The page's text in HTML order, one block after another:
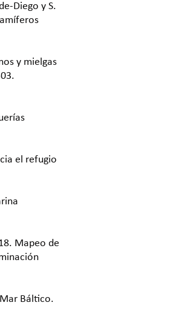
Diego y S.
y mielgas
el refugio
Mapeo de
Báltico.